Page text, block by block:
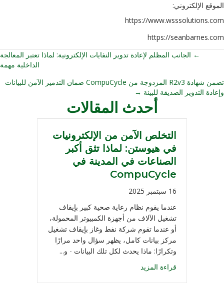
الموقع الإلكتروني:
https://www.wsssolutions.com
https://seanbarnes.com
← الجانب المظلم لإعادة تدوير النفايات الإلكترونية: لماذا تعتبر المعالجة
الداخلية مهمة
تضمن شهادة R2v3 المزدوجة من CompuCycle ضمان التدمير الآمن للبيانات
وإعادة التدوير الصديقة للبيئة →
أحدث المقالات
التخلص الآمن من الإلكترونيات
في هيوستن: لماذا تثق أكبر
الصناعات في المدينة في
CompuCycle
16 سبتمبر 2025
عندما يقوم نظام رعاية صحية كبير بإيقاف
تشغيل الآلاف من أجهزة الكمبيوتر المحمولة،
أو عندما تقوم شركة نفط وغاز بإيقاف تشغيل
مركز بيانات كامل، يظهر سؤال واحد مرارًا
وتكرارًا: ماذا يحدث لكل تلك البيانات - و...
قراءة المزيد